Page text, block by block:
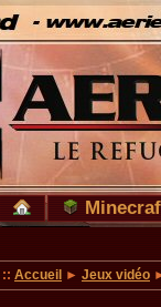
:: Accueil ► Jeux vidéo